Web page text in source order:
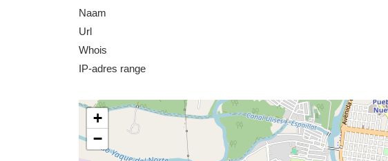
Naam
Url
Whois
IP-adres range
+
−